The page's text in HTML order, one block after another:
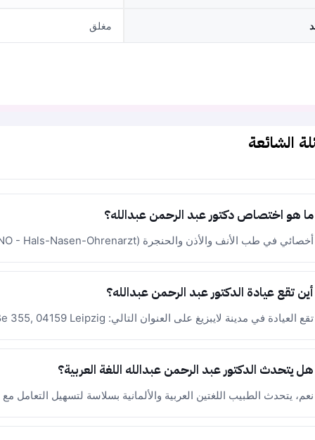
مغلق
الشائعة
ما هو اختصاص دكتور عبد الرحمن عبدالله؟
أخصائي في طب الأنف والأذن والحنجرة (HNO - Hals-Nasen-Ohrenarzt).
أين تقع عيادة الدكتور عبد الرحمن عبدالله؟
تقع العيادة في مدينة لايبزيغ على العنوان التالي: Georg-Schumann-Straße 355, 04159 Leipzig.
هل يتحدث الدكتور عبد الرحمن عبدالله اللغة العربية؟
نعم، يتحدث الطبيب اللغتين العربية والألمانية بسلاسة لتسهيل التعامل